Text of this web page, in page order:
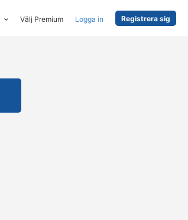
Välj Premium Logga in Registrera sig